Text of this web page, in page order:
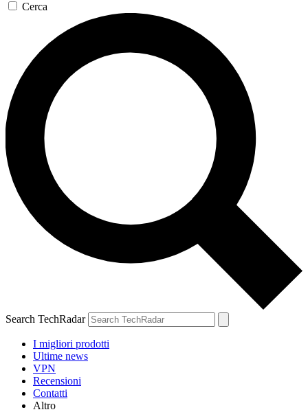
Cerca
Search TechRadar
I migliori prodotti
Ultime news
VPN
Recensioni
Contatti
Altro